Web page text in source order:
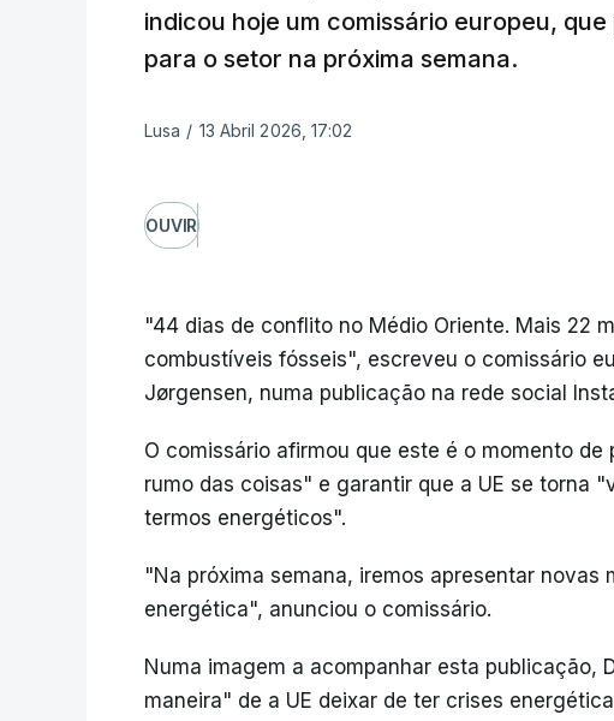
indicou hoje um comissário europeu,
para o setor na próxima semana.
Lusa / 13 Abril 2026, 17:02
OUVIR
"44 dias de conflito no Médio Oriente. Mais 22
combustíveis fósseis", escreveu o comissário
Jørgensen, numa publicação na rede social
O comissário afirmou que este é o momento
rumo das coisas" e garantir que a UE se torna
termos energéticos".
"Na próxima semana, iremos apresentar novas
energética", anunciou o comissário.
Numa imagem a acompanhar esta publicação,
maneira" de a UE deixar de ter crises